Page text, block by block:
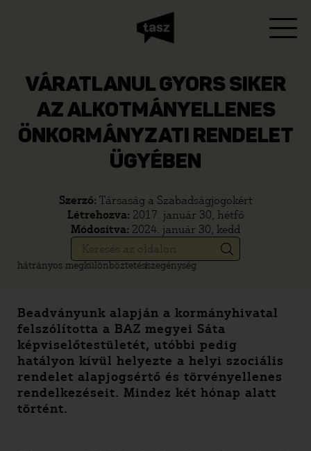
VÁRATLANUL GYORS SIKER
AZ ALKOTMÁNYELLENES
ÖNKORMÁNYZATI RENDELET
ÜGYÉBEN
Szerző: Társaság a Szabadságjogokért
Létrehozva: 2017. január 30, hétfő
Módosítva: 2024. január 30, kedd
hátrányos megkülönböztetésszegénység
Beadványunk alapján a kormányhivatal
felszólította a BAZ megyei Sáta
képviselőtestületét, utóbbi pedig
hatályon kívül helyezte a helyi szociális
rendelet alapjogsértő és törvényellenes
rendelkezéseit. Mindez két hónap alatt
történt.